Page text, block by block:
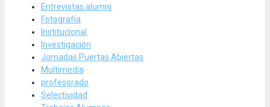
Entrevistas alumni
Fotografía
Institucional
Investigación
Jornadas Puertas Abiertas
Multimedia
profesorado
Selectividad